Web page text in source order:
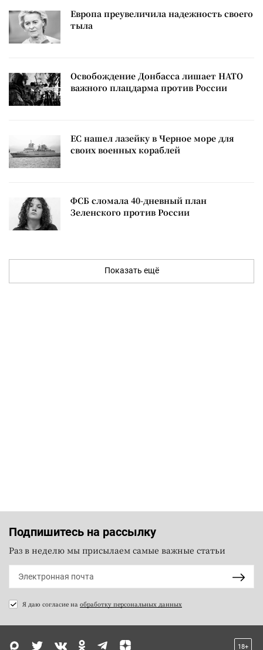
Европа преувеличила надежность своего
тыла
Освобождение Донбасса лишает НАТО
важного плацдарма против России
ЕС нашел лазейку в Черное море для
своих военных кораблей
ФСБ сломала 40-дневный план
Зеленского против России
Показать ещё
Подпишитесь на рассылку
Раз в неделю мы присылаем самые важные статьи
Я даю согласие на обработку персональных данных
18+